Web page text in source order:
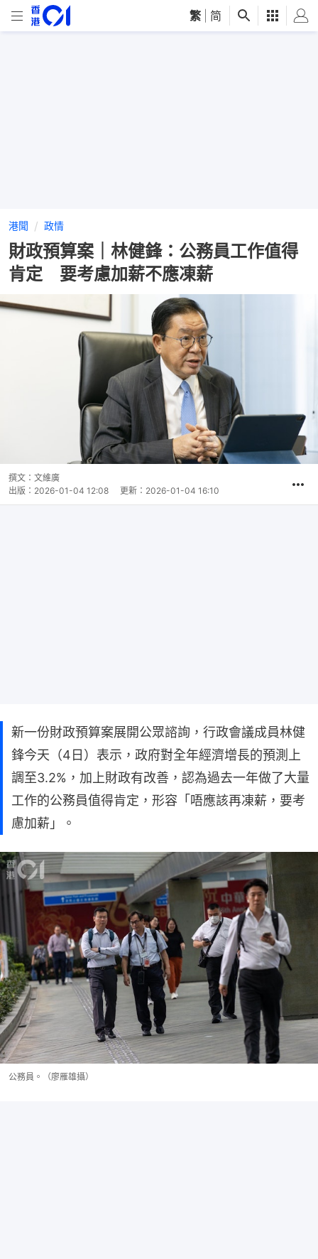
繁 简
港聞 政情
財政預算案｜林健鋒：公務員工作值得
肯定 要考慮加薪不應凍薪
撰文： 文維廣
出版： 2026-01-04 12:08 更新： 2026-01-04 16:10
新一份財政預算案展開公眾諮詢，行政會議成員林健
鋒今天（4日）表示，政府對全年經濟增長的預測上
調至3.2%，加上財政有改善，認為過去一年做了大量
工作的公務員值得肯定，形容「唔應該再凍薪，要考
慮加薪」。
公務員。（廖雁雄攝）